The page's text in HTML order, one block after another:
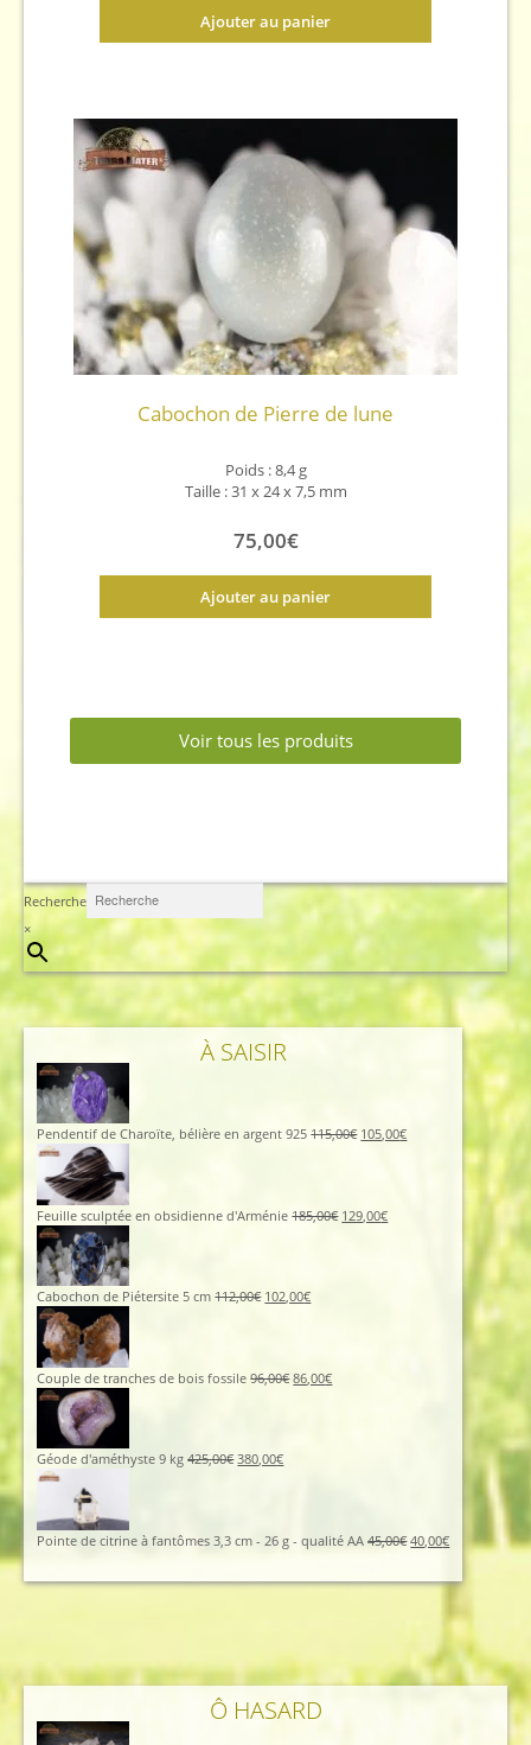
Ajouter au panier
Cabochon de Pierre de lune
Poids : 8,4 g
Taille : 31 x 24 x 7,5 mm
75,00€
Ajouter au panier
Voir tous les produits
Recherche
×
À SAISIR
Pendentif de Charoïte, bélière en argent 925 115,00€ 105,00€
Feuille sculptée en obsidienne d'Arménie 185,00€ 129,00€
Cabochon de Piétersite 5 cm 112,00€ 102,00€
Couple de tranches de bois fossile 96,00€ 86,00€
Géode d'améthyste 9 kg 425,00€ 380,00€
Pointe de citrine à fantômes 3,3 cm - 26 g - qualité AA 45,00€ 40,00€
Ô HASARD